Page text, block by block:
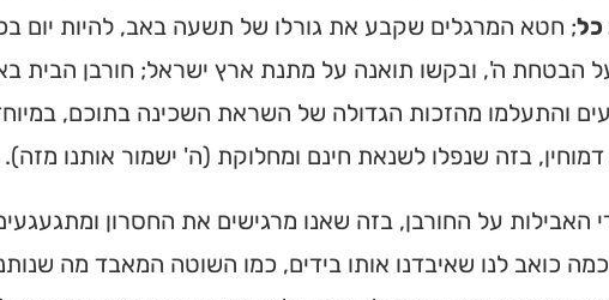
כל; חטא המרגלים שקבע את גורלו של תשעה באב, להיות יום
הבטחת ה', ובקשו תואנה על מתנת ארץ ישראל; חורבן הבית
והתעלמו מהזכות הגדולה של השראת השכינה בתוכם,
בזה שנפלו לשנאת חינם ומחלוקת (ה' ישמור אותנו מזה).
האבילות על החורבן, בזה שאנו מרגישים את החסרון
כואב לנו שאיבדנו אותו בידים, כמו השוטה המאבד מה